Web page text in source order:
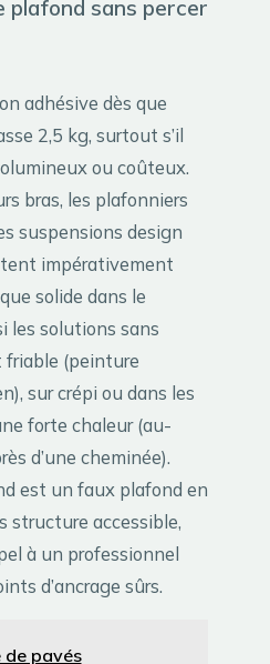
plafond sans percer
adhésive dès que
2,5 kg, surtout s’il
ou coûteux.
bras, les plafonniers
suspensions design
impérativement
solide dans le
les solutions sans
friable (peinture
sur crépi ou dans les
forte chaleur (au-
d’une cheminée).
est un faux plafond en
structure accessible,
à un professionnel
d’ancrage sûrs.
de pavés